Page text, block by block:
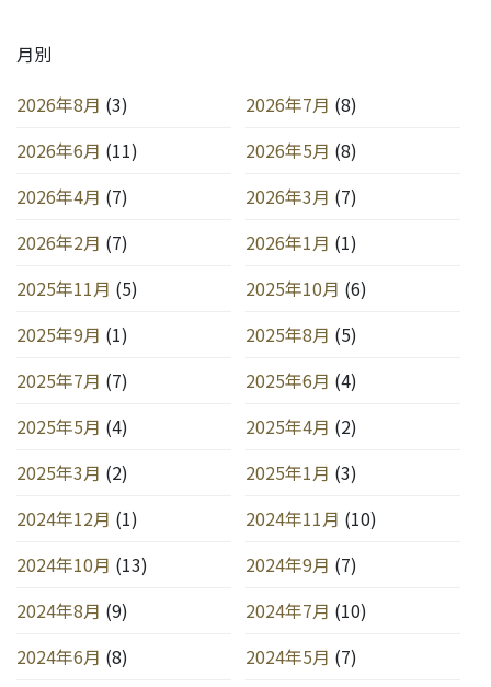
月別
2026年8月 (3) 2026年7月 (8)
2026年6月 (11) 2026年5月 (8)
2026年4月 (7) 2026年3月 (7)
2026年2月 (7) 2026年1月 (1)
2025年11月 (5) 2025年10月 (6)
2025年9月 (1) 2025年8月 (5)
2025年7月 (7) 2025年6月 (4)
2025年5月 (4) 2025年4月 (2)
2025年3月 (2) 2025年1月 (3)
2024年12月 (1) 2024年11月 (10)
2024年10月 (13) 2024年9月 (7)
2024年8月 (9) 2024年7月 (10)
2024年6月 (8) 2024年5月 (7)